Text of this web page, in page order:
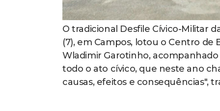
O tradicional Desfile Cívico-Militar
(7), em Campos, lotou o Centro de
Wladimir Garotinho,
todo o ato cívico, que neste ano
causas, efeitos e consequências",